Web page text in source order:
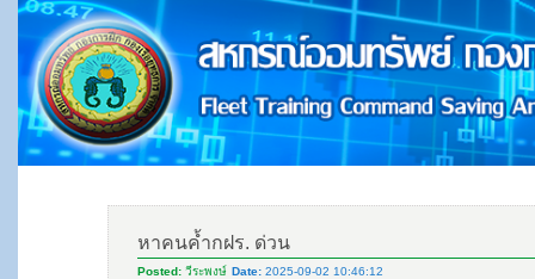
หาคนค้ำกฝร. ด่วน
Posted: วีระพงษ์ Date: 2025-09-02 10:46:12